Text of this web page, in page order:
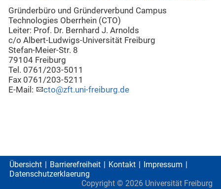
Gründerbüro und Gründerverbund Campus
Technologies Oberrhein (CTO)
Leiter: Prof. Dr. Bernhard J. Arnolds
c/o Albert-Ludwigs-Universität Freiburg
Stefan-Meier-Str. 8
79104 Freiburg
Tel. 0761/203-5011
Fax 0761/203-5211
E-Mail:
cto@zft.uni-freiburg.de
Übersicht Barrierefreiheit Kontakt
Impressum
Datenschutzerklaerung
Copyright © 2026 Universität Freiburg